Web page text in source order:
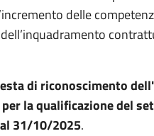
delle
di riconoscimento
la qualificazione del
31/10/2025.